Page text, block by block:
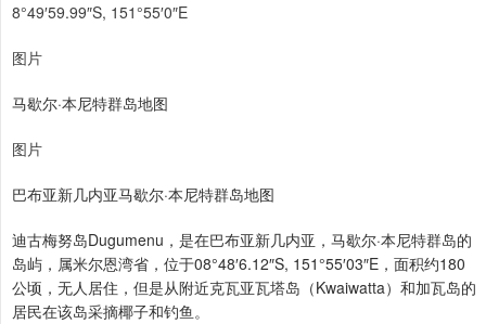
8°49′59.99″S, 151°55′0″E
图片
马歇尔·本尼特群岛地图
图片
巴布亚新几内亚马歇尔·本尼特群岛地图
迪古梅努岛Dugumenu，是在巴布亚新几内亚，马歇尔·本尼特群岛的
岛屿，属米尔恩湾省，位于08°48′6.12″S, 151°55′03″E，面积约180
公顷，无人居住，但是从附近克瓦亚瓦塔岛（Kwaiwatta）和加瓦岛的
居民在该岛采摘椰子和钓鱼。